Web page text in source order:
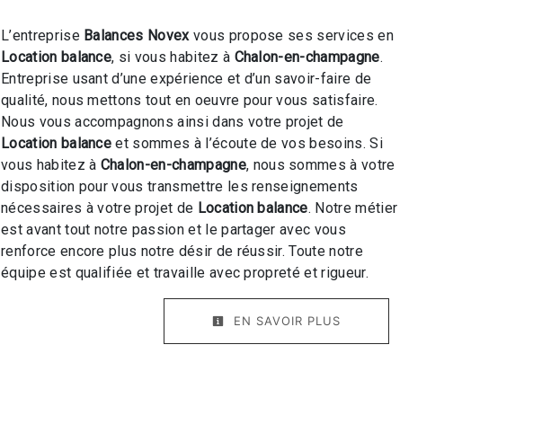
L’entreprise Balances Novexvous propose ses services en
Location balance, si vous habitez à Chalon-en-champagne.
Entreprise usant d’une expérience et d’un savoir-faire de
qualité, nous mettons tout en oeuvre pour vous satisfaire.
Nous vous accompagnons ainsi dans votre projet de
Location balance et sommes à l’écoute de vos besoins. Si
vous habitez à Chalon-en-champagne, nous sommes à votre
disposition pour vous transmettre les renseignements
nécessaires à votre projet de Location balance. Notre métier
est avant tout notre passion et le partager avec vous
renforce encore plus notre désir de réussir. Toute notre
équipe est qualifiée et travaille avec propreté et rigueur.
EN SAVOIR PLUS